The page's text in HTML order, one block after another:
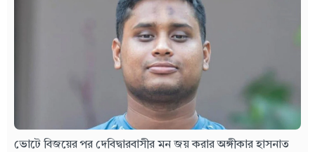
ভোটে বিজয়ের পর দেবিদ্বারবাসীর মন জয় করার অঙ্গীকার হাসনাত